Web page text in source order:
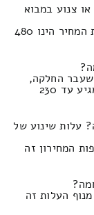
צנוע במבוא
עלויות של שינוע של ארונית חשמל מבלי הנפות המחיר הינו 480
שעבר החלקה,
בסיפוח סחיבה ואריזה התעריף הינו 600 וזה מגיע עד 230
עלות שינוע של
המחירון זה
העלות זה